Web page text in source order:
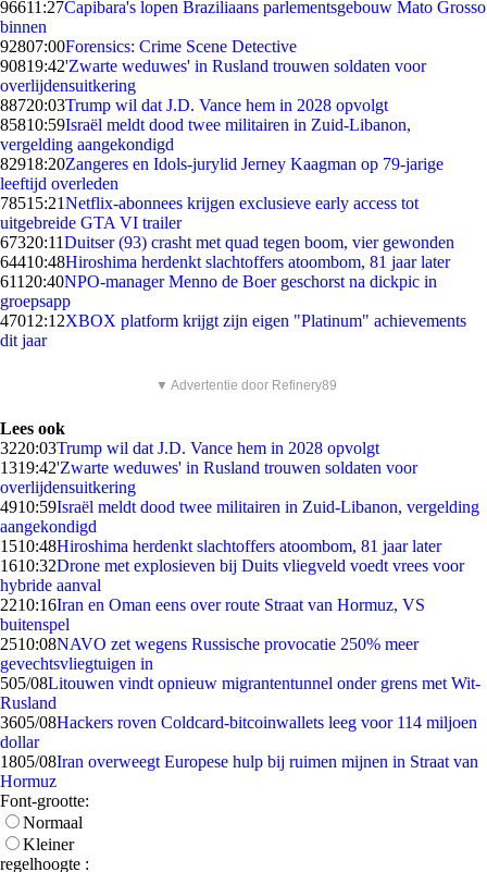
96611:27Capibara's lopen Braziliaans parlementsgebouw Mato Grosso
binnen
92807:00Forensics: Crime Scene Detective
90819:42'Zwarte weduwes' in Rusland trouwen soldaten voor
overlijdensuitkering
88720:03Trump wil dat J.D. Vance hem in 2028 opvolgt
85810:59Israël meldt dood twee militairen in Zuid-Libanon,
vergelding aangekondigd
82918:20Zangeres en Idols-jurylid Jerney Kaagman op 79-jarige
leeftijd overleden
78515:21Netflix-abonnees krijgen exclusieve early access tot
uitgebreide GTA VI trailer
67320:11Duitser (93) crasht met quad tegen boom, vier gewonden
64410:48Hiroshima herdenkt slachtoffers atoombom, 81 jaar later
611 20:40NPO-manager Menno de Boer geschorst na dickpic in
groepsapp
47012:12XBOX platform krijgt zijn eigen "Platinum" achievements
dit jaar
▼ Advertentie door Refinery89
Lees ook
3220:03Trump wil dat J.D. Vance hem in 2028 opvolgt
1319:42'Zwarte weduwes' in Rusland trouwen soldaten voor
overlijdensuitkering
4910:59Israël meldt dood twee militairen in Zuid-Libanon, vergelding
aangekondigd
1510:48Hiroshima herdenkt slachtoffers atoombom, 81 jaar later
1610:32Drone met explosieven bij Duits vliegveld voedt vrees voor
hybride aanval
2210:16Iran en Oman eens over route Straat van Hormuz, VS
buitenspel
2510:08NAVO zet wegens Russische provocatie 250% meer
gevechtsvliegtuigen in
505/08Litouwen vindt opnieuw migrantentunnel onder grens met Wit-
Rusland
3605/08Hackers roven Coldcard-bitcoinwallets leeg voor 114 miljoen
dollar
1805/08Iran overweegt Europese hulp bij ruimen mijnen in Straat van
Hormuz
Font-grootte:
Normaal
Kleiner
regelhoogte :